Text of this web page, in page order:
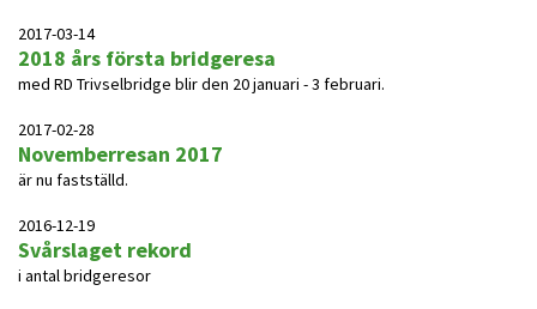
2017-03-14
2018 års första bridgeresa
med RD Trivselbridge blir den 20 januari - 3 februari.
2017-02-28
Novemberresan 2017
är nu fastställd.
2016-12-19
Svårslaget rekord
i antal bridgeresor